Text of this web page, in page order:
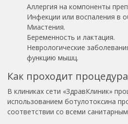
Аллергия на компоненты
Инфекции или воспаления в
Миастения.
Беременность и лактация.
Неврологические
функцию мышц.
Как проходит процедура
В клиниках сети «ЗдравКлиник»
использованием ботулотоксина
соответствии со всеми